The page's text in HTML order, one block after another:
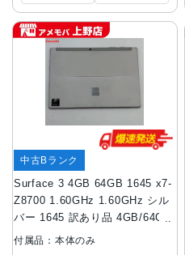
Surface 3 4GB 64GB 1645 x7-
Z8700 1.60GHz 1.60GHz シル
バー 1645 訳あり品 4GB/64GB
中古Bランク
付属品：本体のみ